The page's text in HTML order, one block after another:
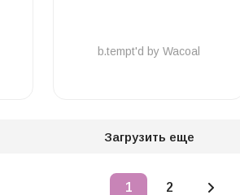
b.tempt'd by Wacoal
Загрузить еще
1 2